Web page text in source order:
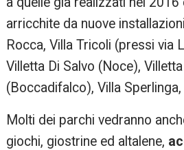
arricchite da nuove
Rocca, Villa Tricoli (pressi via
Villetta Di Salvo (Noce),
(Boccadifalco), Villa Sperlinga,
Molti dei parchi vedranno
giochi, giostrine ed altalene,